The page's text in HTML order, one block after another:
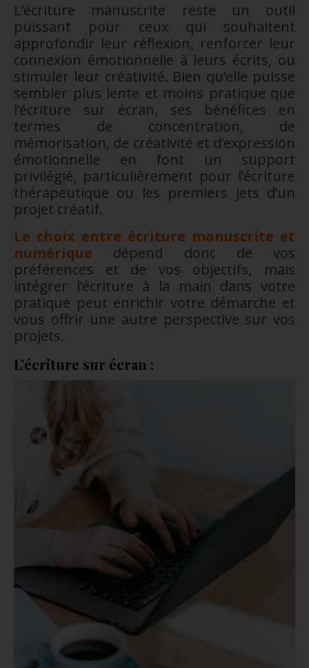
L’écriture manuscrite reste un outil
puissant pour ceux qui souhaitent
approfondir leur réflexion, renforcer leur
connexion émotionnelle à leurs écrits, ou
stimuler leur créativité. Bien qu’elle puisse
sembler plus lente et moins pratique que
l’écriture sur écran, ses bénéfices en
termes de concentration, de
mémorisation, de créativité et d’expression
émotionnelle en font un support
privilégié, particulièrement pour l’écriture
thérapeutique ou les premiers jets d’un
projet créatif.
Le choix entre écriture manuscrite et
numérique dépend donc de vos
préférences et de vos objectifs, mais
intégrer l’écriture à la main dans votre
pratique peut enrichir votre démarche et
vous offrir une autre perspective sur vos
projets.
L’écriture sur écran :